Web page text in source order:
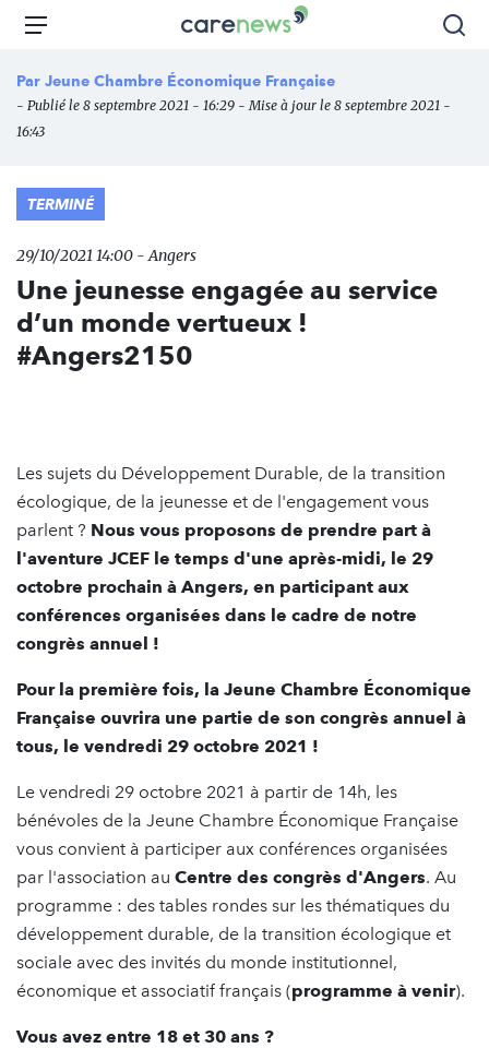
Aller
principal
Carenews,
média
des
Menu
Par Jeune Chambre Économique Française
- Publié le 8 septembre 2021 - 16:29 - Mise à jour le 8 septembre 2021 -
16:43
TERMINÉ
29/10/2021 14:00 - Angers
Une jeunesse engagée au service
d’un monde vertueux !
#Angers2150
Les sujets du Développement Durable, de la transition
écologique, de la jeunesse et de l'engagement vous
parlent ? Nous vous proposons de prendre part à
l'aventure JCEF le temps d'une après-midi, le 29
octobre prochain à Angers, en participant aux
conférences organisées dans le cadre de notre
congrès annuel !
Pour la première fois, la Jeune Chambre Économique
Française ouvrira une partie de son congrès annuel à
tous, le vendredi 29 octobre 2021 !
Le vendredi 29 octobre 2021 à partir de 14h, les
bénévoles de la Jeune Chambre Économique Française
vous convient à participer aux conférences organisées
par l'association au Centre des congrès d'Angers. Au
programme : des tables rondes sur les thématiques du
développement durable, de la transition écologique et
sociale avec des invités du monde institutionnel,
économique et associatif français (programme à venir).
Vous avez entre 18 et 30 ans ?